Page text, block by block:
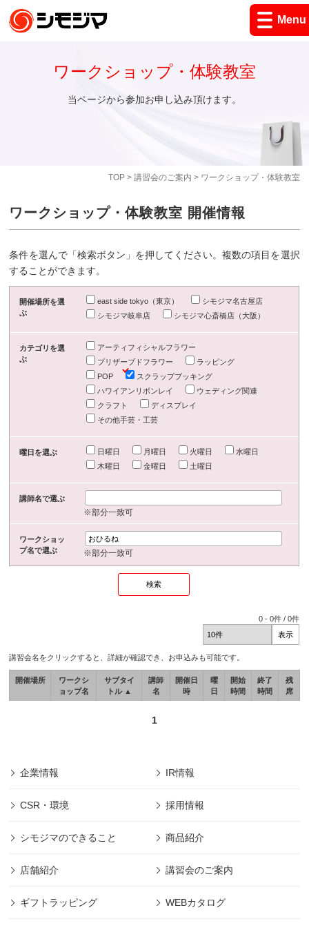
Menu
TOP> 講習会のご案内 > ワークショップ・体験教室
ワークショップ・体験教室
当ページから参加お申し込み頂けます。
ワークショップ・体験教室 開催情報
条件を選んで「検索ボタン」を押してください。複数の項目を選択
することができます。
開催場所を選
ぶ
east side tokyo（東京）
シモジマ名古屋店
シモジマ岐阜店
シモジマ心斎橋店（大阪）
カテゴリを選
ぶ
アーティフィシャルフラワー
プリザーブドフラワー
ラッピング
POP
スクラップブッキング
ハワイアンリボンレイ
ウェディング関連
クラフト
ディスプレイ
その他手芸・工芸
曜日を選ぶ 日曜日 月曜日 火曜日
水曜日
木曜日
金曜日 土曜日
講師名で選ぶ
※部分一致可
ワークショッ
プ名で選ぶ
※部分一致可
0 -0件 /0件
講習会名をクリックすると、詳細が確認でき、お申込みも可能です。
開催場所
ワークシ
ョップ名
サブタイ
トル ▲
講師
名
開催日
時
曜
日
開始
時間
終了
時間
残
席
1
企業情報 IR情報
CSR・環境 採用情報
シモジマのできること 商品紹介
店舗紹介 講習会のご案内
ギフトラッピング WEBカタログ